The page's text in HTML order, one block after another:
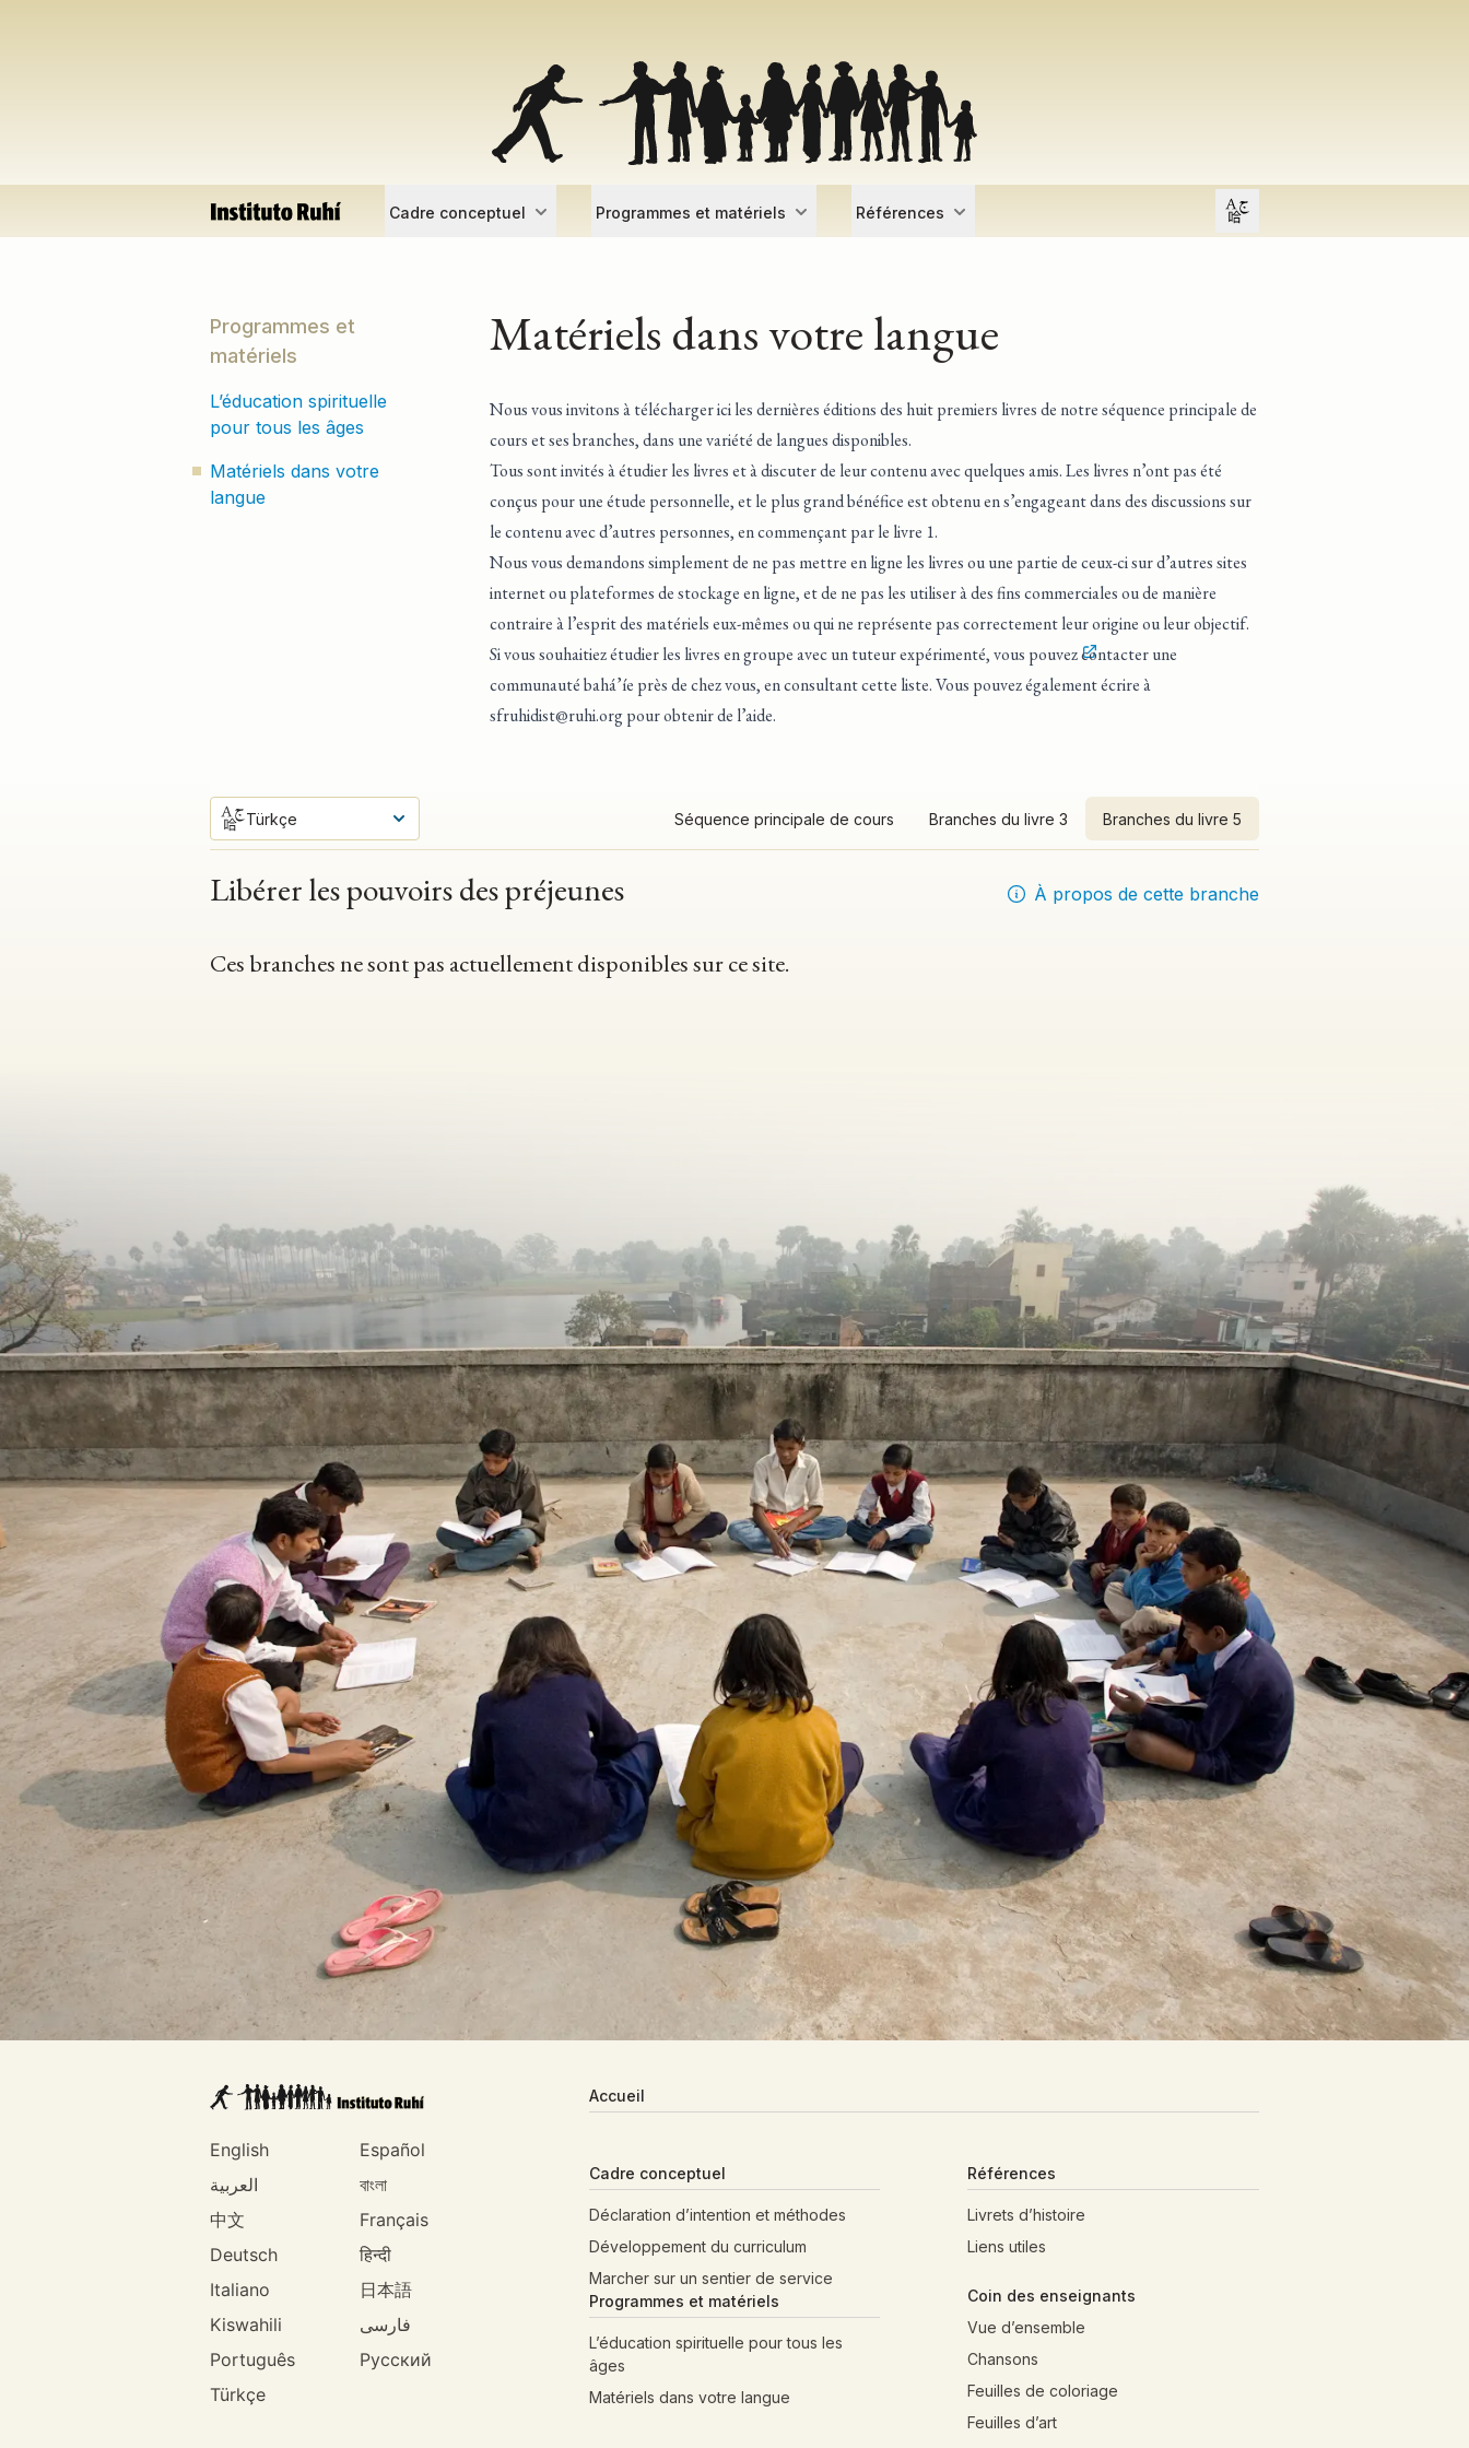
Cadre conceptuel Programmes et matériels Références Open user menu
Programmes et
matériels
L’éducation spirituelle
pour tous les âges
Matériels dans votre
langue
Matériels dans votre langue
Nous vous invitons à télécharger ici les dernières éditions des huit premiers livres de notre séquence principale de
cours et ses branches, dans une variété de langues disponibles.
Tous sont invités à étudier les livres et à discuter de leur contenu avec quelques amis. Les livres n’ont pas été
conçus pour une étude personnelle, et le plus grand bénéfice est obtenu en s’engageant dans des discussions sur
le contenu avec d’autres personnes, en commençant par le livre 1.
Nous vous demandons simplement de ne pas mettre en ligne les livres ou une partie de ceux-ci sur d’autres sites
internet ou plateformes de stockage en ligne, et de ne pas les utiliser à des fins commerciales ou de manière
contraire à l’esprit des matériels eux-mêmes ou qui ne représente pas correctement leur origine ou leur objectif.
Si vous souhaitiez étudier les livres en groupe avec un tuteur expérimenté, vous pouvezcontacter une
communauté bahá’íe près de chez vous, en consultant cette liste. Vous pouvez également écrire à
sfruhidist@ruhi.orgpour obtenir de l’aide.
Türkçe Séquence principale de cours Branches du livre 3 Branches du livre 5
Libérer les pouvoirs des préjeunes À propos de cette branche
Ces branches ne sont pas actuellement disponibles sur ce site.
English
Español
العربية
বাংলা
中文
Français
Deutsch
हिन्दी
Italiano
日本語
Kiswahili
فارسی
Português
Русский
Türkçe
Accueil
Cadre conceptuel
Déclaration d’intention et méthodes
Développement du curriculum
Marcher sur un sentier de service
Programmes et matériels
L’éducation spirituelle pour tous les
âges
Matériels dans votre langue
Références
Livrets d’histoire
Liens utiles
Coin des enseignants
Vue d’ensemble
Chansons
Feuilles de coloriage
Feuilles d’art